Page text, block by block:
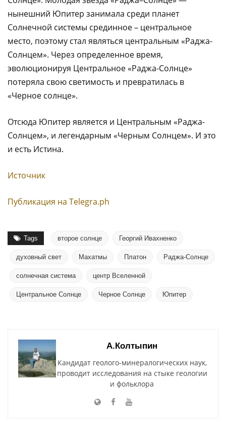
нынешний Юпитер занимала среди планет
Солнечной системы срединное – центральное
место, поэтому стал являться центральным «Раджа-
Солнцем». Через определенное время,
эволюционируя Центральное «Раджа-Солнце»
потеряла свою светимость и превратилась в
«Черное солнце».
Отсюда Юпитер является и Центральным «Раджа-
Солнцем», и легендарным «Черным Солнцем». И это
и есть Истина.
Источник
Публикация на Тelegra.ph
Tags второе солнце Георгий Ивахненко
духовный свет Махатмы Платон Раджа-Солнце
солнечная система центр Вселенной
Центральное Солнце Черное Солнце Юпитер
А.Колтыпин
Кандидат геолого-минералогических наук,
проводит исследования на стыке геологии
и фольклора